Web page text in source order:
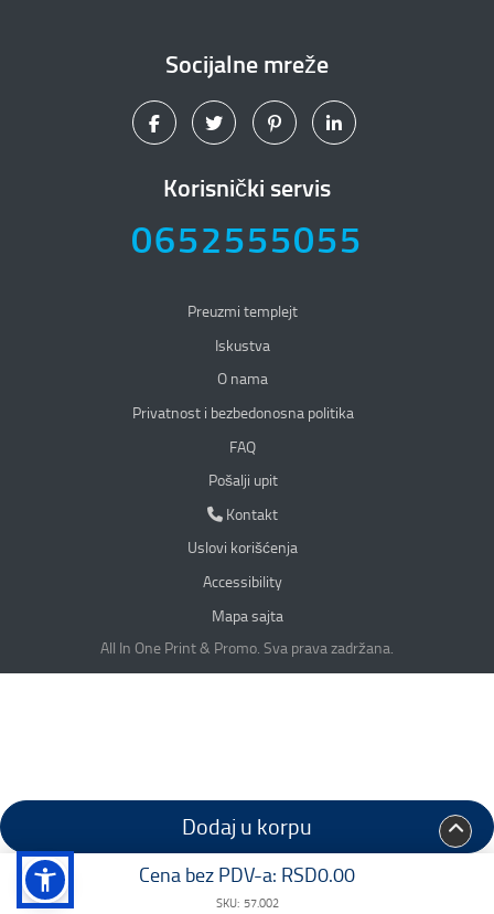
Cena bez PDV-a: RSD0.00
SKU: 57.002
Dodaj u korpu
Socijalne mreže
Korisnički servis
0652555055
Preuzmi templejt
Iskustva
O nama
Privatnost i bezbedonosna politika
Privatnost i bezbedonosna politika
FAQ
Pošalji upit
Kontakt
Kontakt
Uslovi korišćenja
Accessibility
Mapa sajta
All In One Print & Promo. Sva prava zadržana.